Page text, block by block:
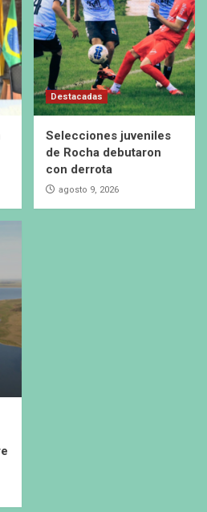
Destacadas
Selecciones juveniles
de Rocha debutaron
con derrota
agosto 9, 2026